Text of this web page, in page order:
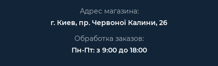
Адрес магазина:
г. Киев, пр. Червоної Калини, 26
Обработка заказов:
Пн-Пт: з 9:00 до 18:00